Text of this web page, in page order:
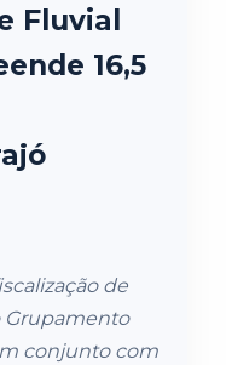
Fluvial
16,5
de
Grupamento
conjunto com